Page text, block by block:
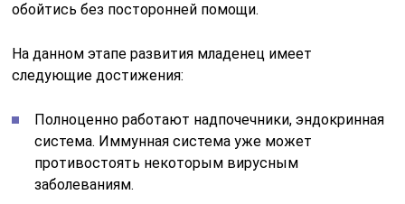
обойтись без посторонней помощи.
На данном этапе развития младенец имеет
следующие достижения:
Полноценно работают надпочечники, эндокринная
система. Иммунная система уже может
противостоять некоторым вирусным
заболеваниям.